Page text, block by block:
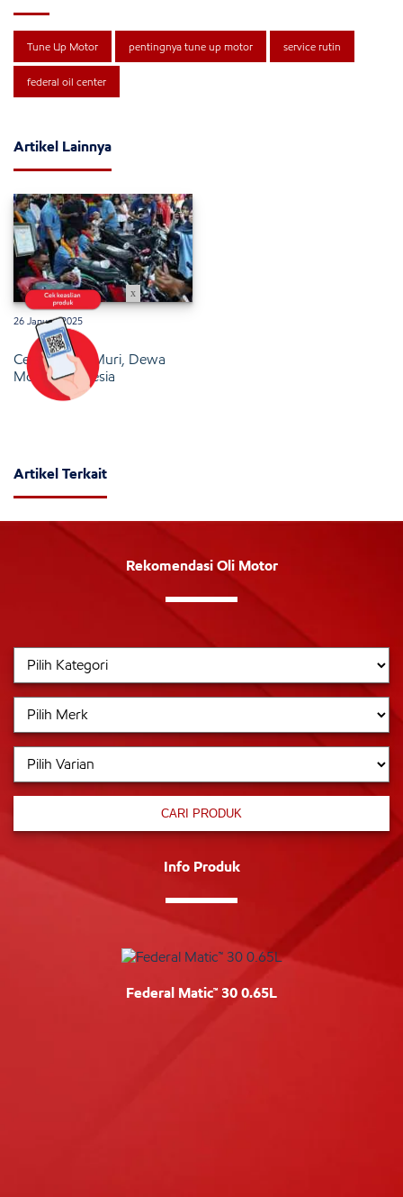
Tune Up Motor pentingnya tune up motor service rutin
federal oil center
Artikel Lainnya
26 Januari 2025
Cetak Rekor Muri, Dewa
Motor Indonesia
Artikel Terkait
Rekomendasi Oli Motor
CARI PRODUK
Info Produk
Federal Matic™ 30 0.65L
x